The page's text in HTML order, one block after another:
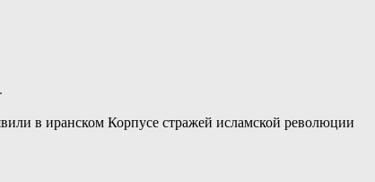
в иранском Корпусе стражей исламской революции